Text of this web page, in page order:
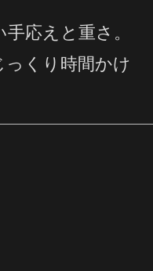
応えと重さ。
くり時間かけ